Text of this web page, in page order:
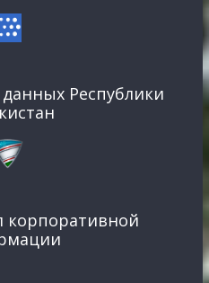
Республики
корпоративной